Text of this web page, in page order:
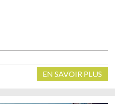
EN SAVOIR PLUS